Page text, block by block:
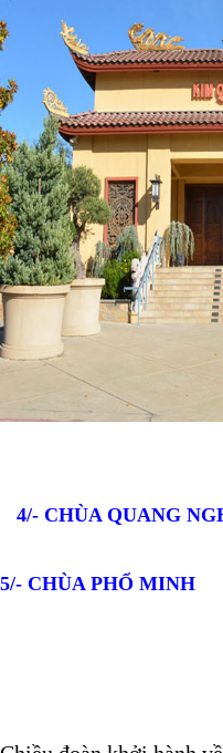
4/- CHÙA QUANG
5/- CHÙA PHỔ MINH